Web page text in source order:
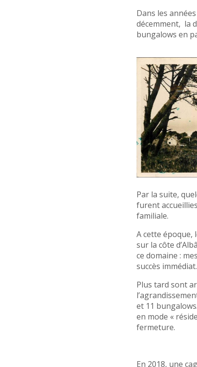
Dans les
décemment, la
bungalows en
Par la suite,
furent
familiale.
A cette époque,
sur la côte
ce domaine :
succès immédiat.
Plus tard sont
et 11
en mode «
fermeture.
En 2018, une